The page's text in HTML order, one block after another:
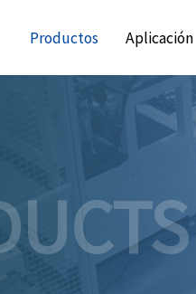
Productos Aplicación